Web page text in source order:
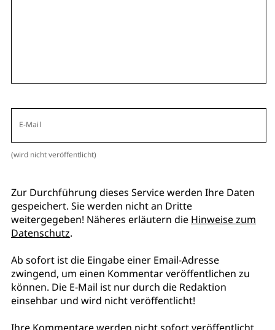
E-Mail
(wird nicht veröffentlicht)
Zur Durchführung dieses Service werden Ihre Daten
gespeichert. Sie werden nicht an Dritte
weitergegeben! Näheres erläutern die Hinweise zum
Datenschutz.
Ab sofort ist die Eingabe einer Email-Adresse
zwingend, um einen Kommentar veröffentlichen zu
können. Die E-Mail ist nur durch die Redaktion
einsehbar und wird nicht veröffentlicht!